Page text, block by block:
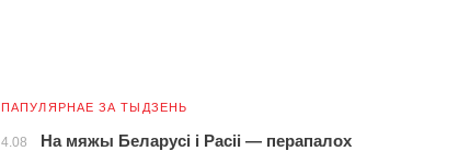
ПАПУЛЯРНАЕ ЗА ТЫДЗЕНЬ
4.08 На мяжы Беларусі і Расіі — перапалох